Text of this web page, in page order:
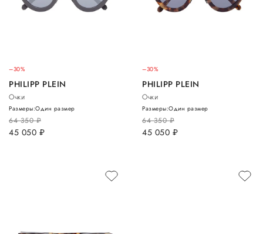
–30%
PHILIPP PLEIN
Очки
64 350руб.
45 050 руб.
Размеры:Один размер
–30%
PHILIPP PLEIN
Очки
64 350руб.
45 050 руб.
Размеры:Один размер